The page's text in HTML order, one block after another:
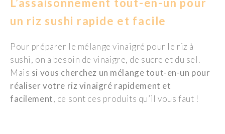
L’assaisonnement tout-en-un pour
un riz sushi rapide et facile
Pour préparer le mélange vinaigré pour le riz à
sushi, on a besoin de vinaigre, de sucre et du sel.
Mais si vous cherchez un mélange tout-en-un pour
réaliser votre riz vinaigré rapidement et
facilement, ce sont ces produits qu’il vous faut !